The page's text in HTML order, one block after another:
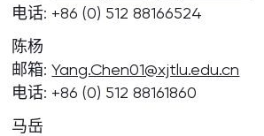
电话: +86 (0) 512 88166524
陈杨
邮箱:Yang.Chen01@xjtlu.edu.cn
电话: +86 (0) 512 88161860
马岳